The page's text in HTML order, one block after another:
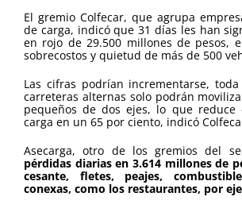
El gremio Colfecar, que agrupa
de carga, indicó que 31 días les han
en rojo de 29.500 millones de pesos,
sobrecostos y quietud de más de 500
Las cifras podrían incrementarse,
carreteras alternas solo podrán
pequeños de dos ejes, lo que
carga en un 65 por ciento, indicó
Asecarga, otro de los gremios del
pérdidas diarias en 3.614 millones de
cesante, fletes, peajes,
conexas, como los restaurantes, por